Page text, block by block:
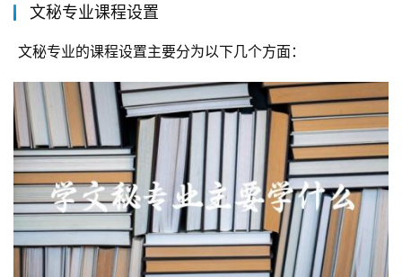
文秘专业课程设置
文秘专业的课程设置主要分为以下几个方面：